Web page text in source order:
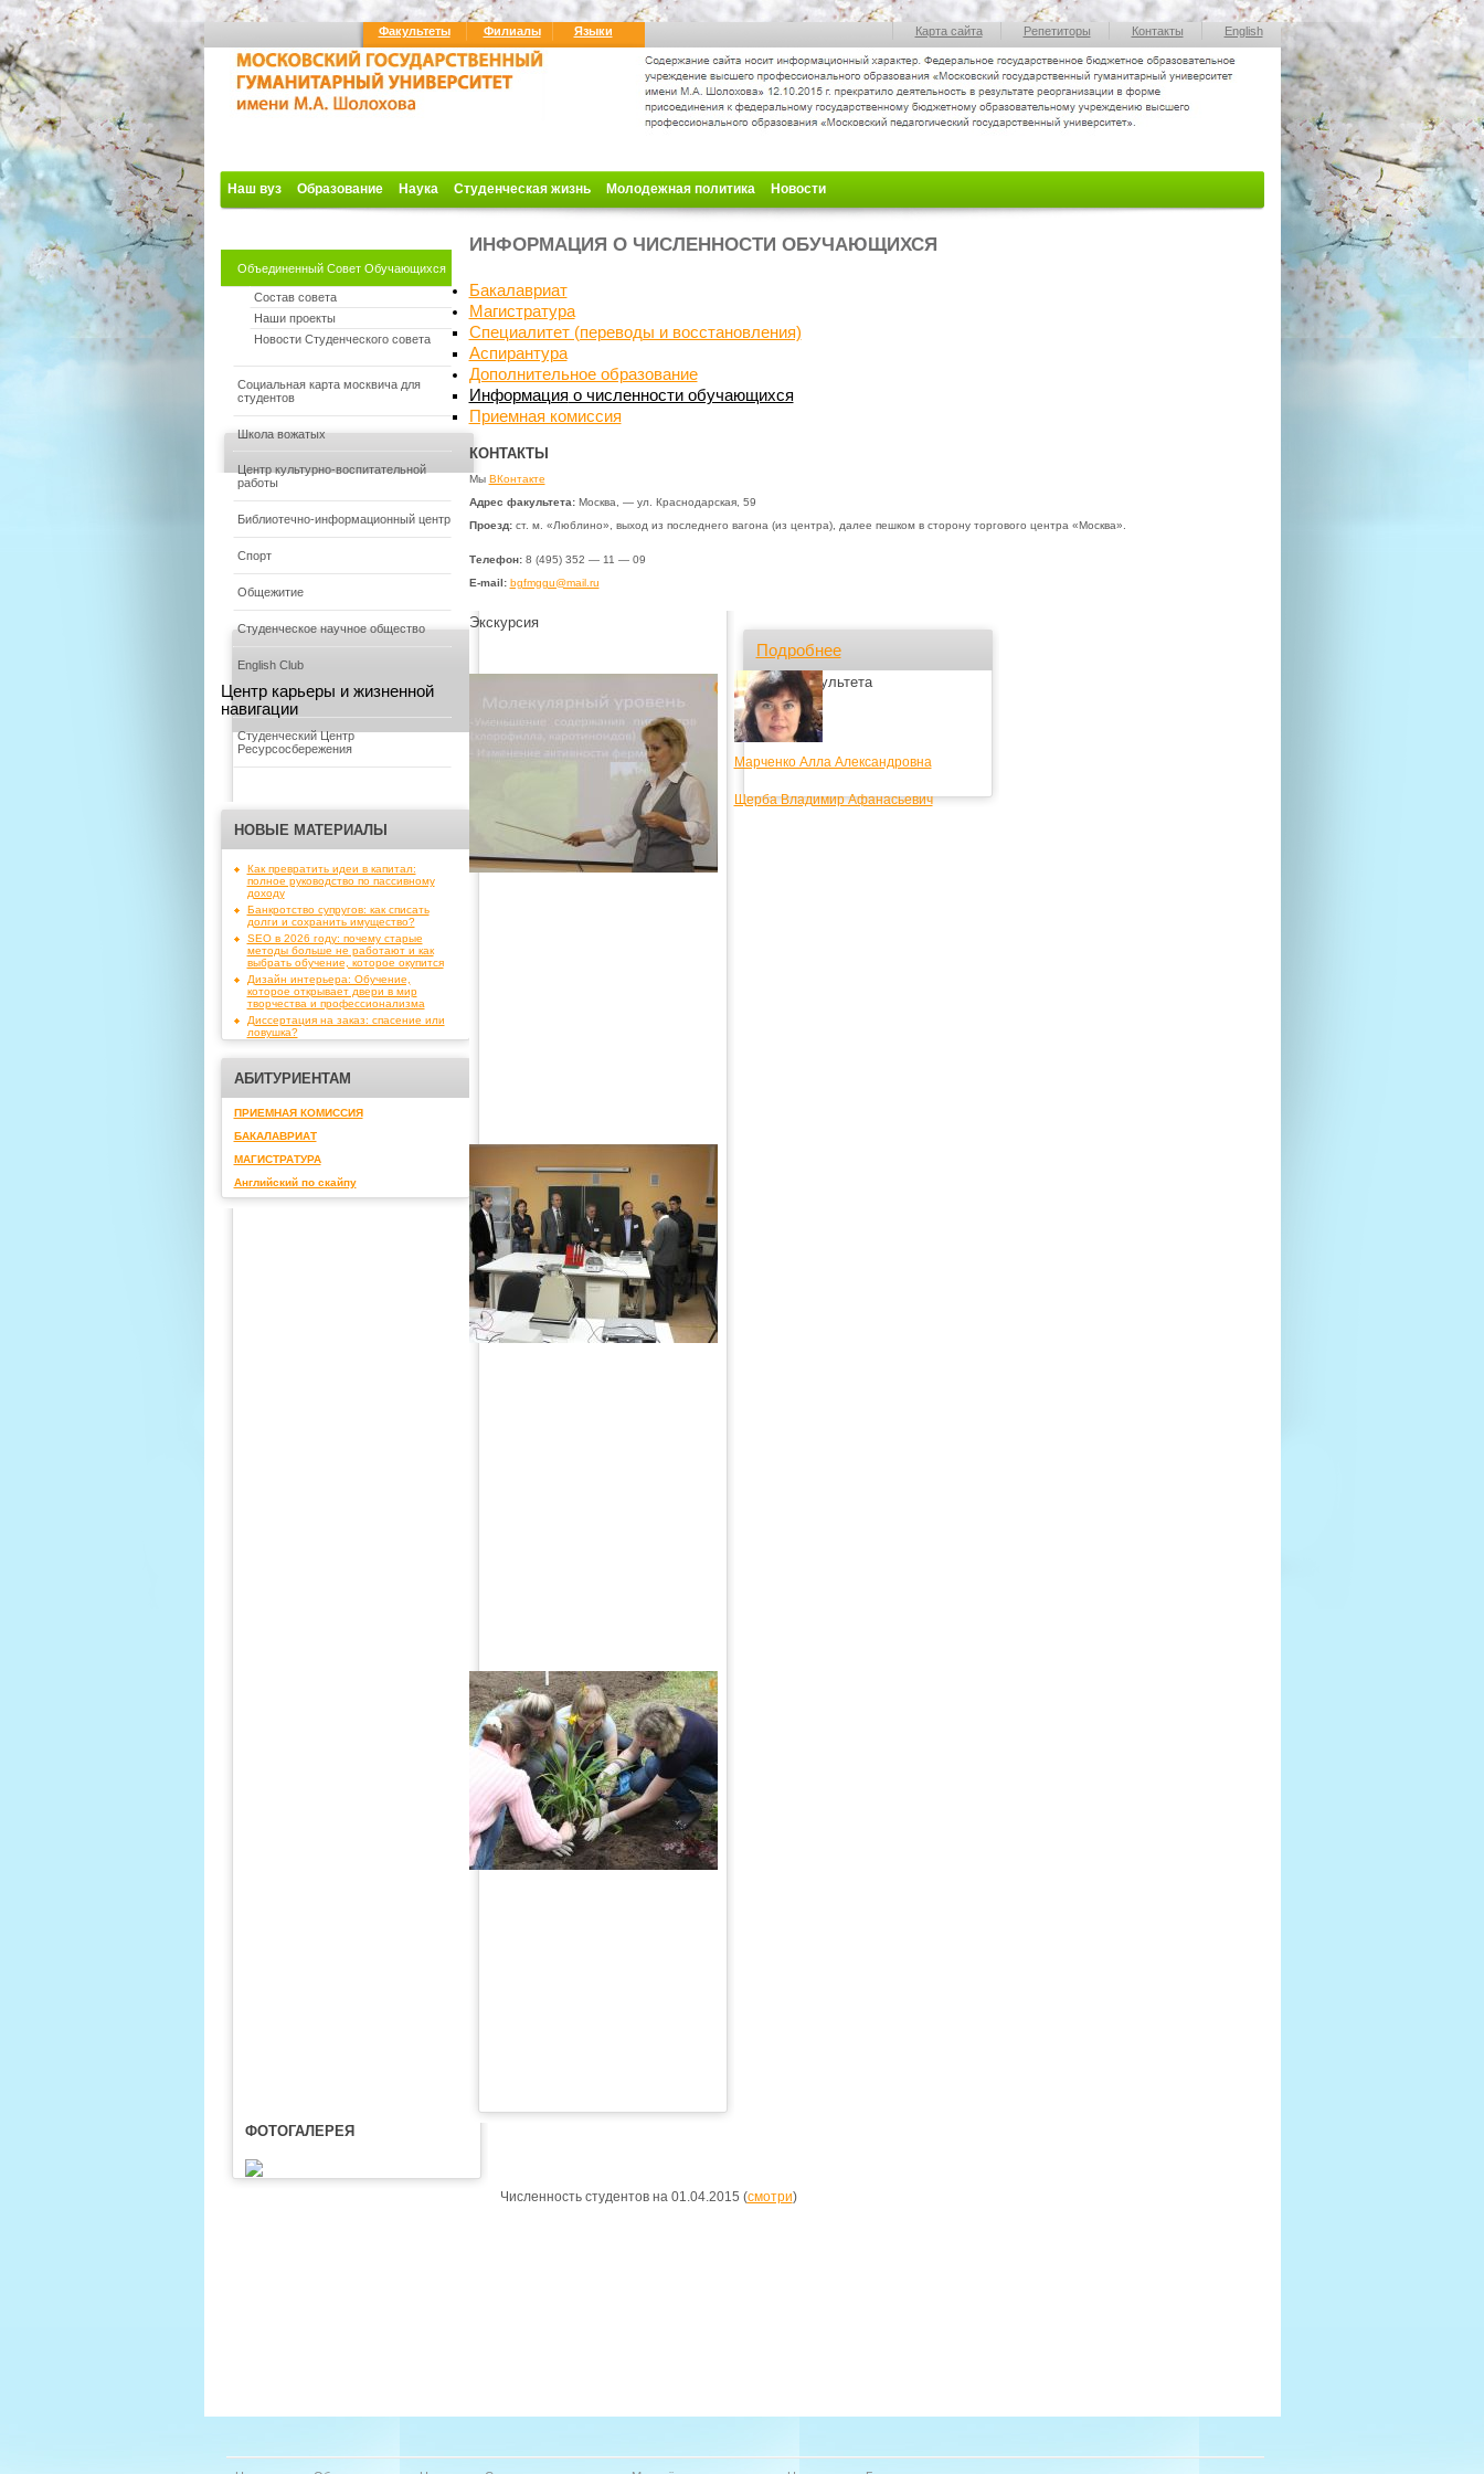
Факультеты Филиалы Языки Карта сайта Репетиторы Контакты English
Наш вуз Образование Наука Студенческая жизнь Молодежная политика Новости
Объединенный Совет Обучающихся
Состав совета
Наши проекты
Новости Студенческого совета
Социальная карта москвича для
студентов
Школа вожатых
Центр культурно-воспитательной
работы
Библиотечно-информационный центр
Спорт
Общежитие
Студенческое научное общество
English Club
Центр карьеры и жизненной
навигации
Студенческий Центр
Ресурсосбережения
НОВЫЕ МАТЕРИАЛЫ
Как превратить идеи в капитал:
полное руководство по пассивному
доходу
Банкротство супругов: как списать
долги и сохранить имущество?
SEO в 2026 году: почему старые
методы больше не работают и как
выбрать обучение, которое окупится
Дизайн интерьера: Обучение,
которое открывает двери в мир
творчества и профессионализма
Диссертация на заказ: спасение или
ловушка?
АБИТУРИЕНТАМ
ПРИЕМНАЯ КОМИССИЯ
БАКАЛАВРИАТ
МАГИСТРАТУРА
Английский по скайпу
ИНФОРМАЦИЯ О ЧИСЛЕННОСТИ ОБУЧАЮЩИХСЯ
Бакалавриат
Магистратура
Специалитет (переводы и восстановления)
Аспирантура
Дополнительное образование
Информация о численности обучающихся
Приемная комиссия
КОНТАКТЫ
Мы ВКонтакте
Адрес факультета:Москва, — ул. Краснодарская, 59
Проезд:ст. м. «Люблино», выход из последнего вагона (из центра), далее пешком в сторону торгового центра «Москва».
Телефон: 8 (495) 352 — 11 — 09
E-mail: bgfmggu@mail.ru
Экскурсия
Подробнее
Лица факультета
Марченко Алла Александровна
Щерба Владимир Афанасьевич
ФОТОГАЛЕРЕЯ
Численность студентов на 01.04.2015 (смотри)